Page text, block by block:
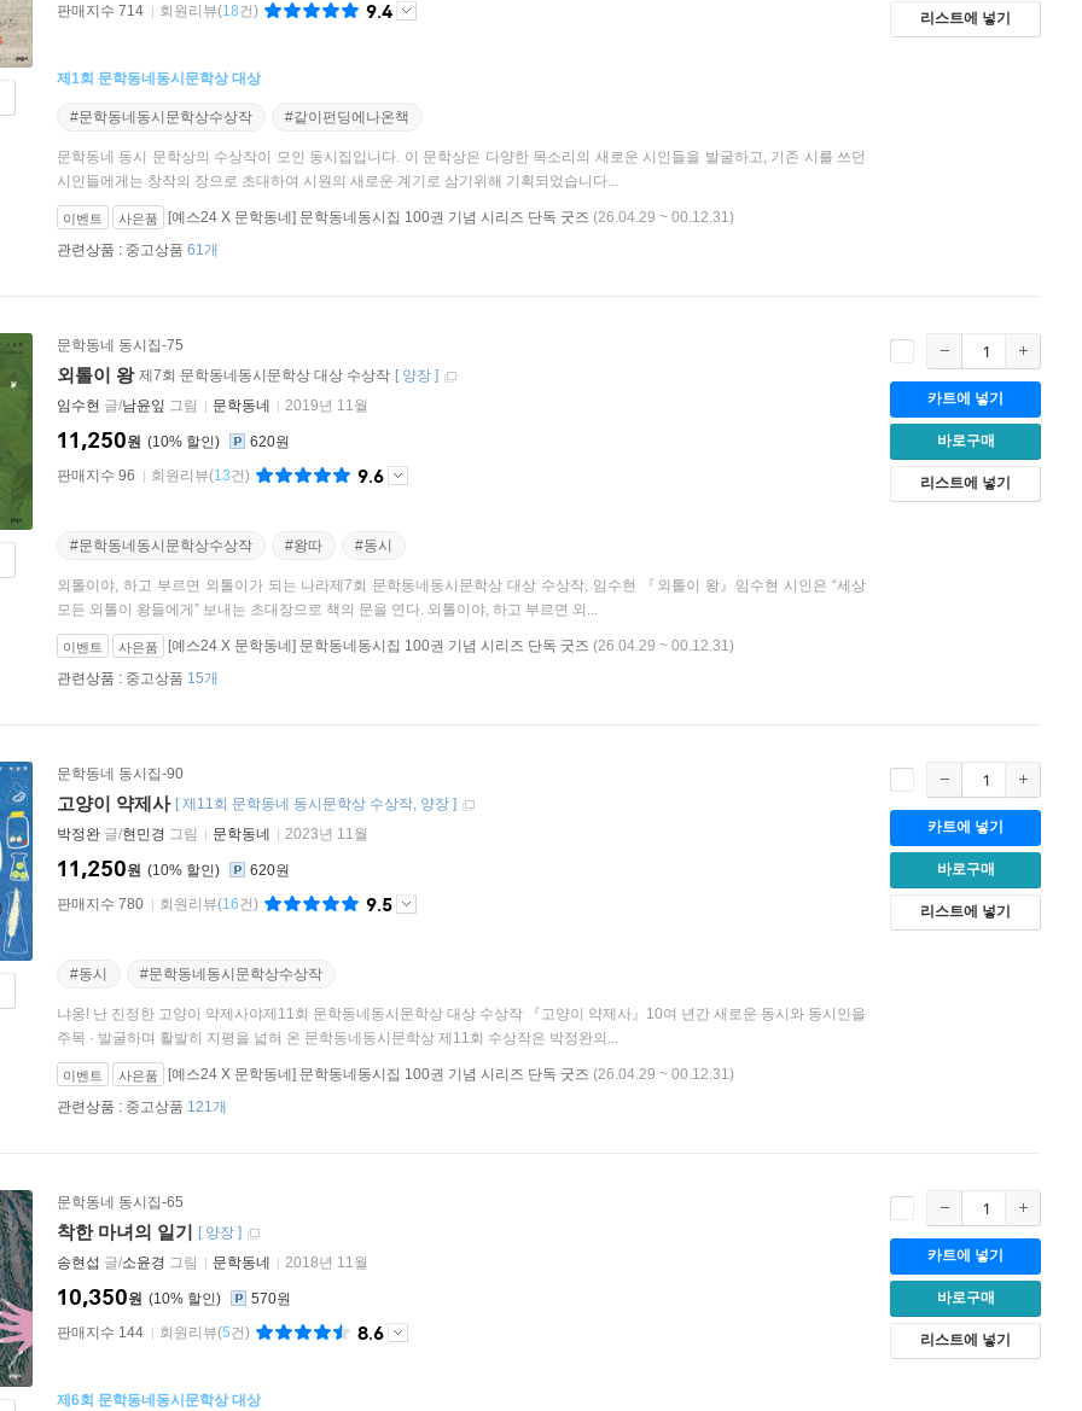
판매지수 714
회원리뷰(18건) 9.4
제1회 문학동네동시문학상 대상
#문학동네동시문학상수상작 #같이펀딩에나온책
문학동네 동시 문학상의 수상작이 모인 동시집입니다. 이 문학상은 다양한 목소리의 새로운 시인들을 발굴하고, 기존 시를 쓰던
시인들에게는 창작의 장으로 초대하여 시원의 새로운 계기로 삼기위해 기획되었습니다...
이벤트 사은품 [예스24 X 문학동네] 문학동네동시집 100권 기념 시리즈 단독 굿즈 (26.04.29 ~ 00.12.31)
관련상품 : 중고상품 61개
리스트에 넣기
문학동네 동시집-75
외톨이 왕 제7회 문학동네동시문학상 대상 수상작 [ 양장 ]
임수현 글/남윤잎 그림 문학동네 2019년 11월
10%
11,250원
620원
판매지수 96
회원리뷰(13건) 9.6
#문학동네동시문학상수상작 #왕따 #동시
외톨이야, 하고 부르면 외톨이가 되는 나라제7회 문학동네동시문학상 대상 수상작, 임수현 『외톨이 왕』임수현 시인은 “세상
모든 외톨이 왕들에게” 보내는 초대장으로 책의 문을 연다. 외톨이야, 하고 부르면 외...
이벤트 사은품 [예스24 X 문학동네] 문학동네동시집 100권 기념 시리즈 단독 굿즈 (26.04.29 ~ 00.12.31)
관련상품 : 중고상품 15개
카트에 넣기
바로구매
리스트에 넣기
문학동네 동시집-90
고양이 약제사 [제11회 문학동네 동시문학상 수상작 양장 ]
박정완 글/현민경 그림 문학동네 2023년 11월
10%
11,250원
620원
판매지수 780
회원리뷰(16건) 9.5
#동시 #문학동네동시문학상수상작
냐옹! 난 진정한 고양이 약제사야제11회 문학동네동시문학상 대상 수상작 『고양이 약제사』10여 년간 새로운 동시와 동시인을
주목 · 발굴하며 활발히 지평을 넓혀 온 문학동네동시문학상 제11회 수상작은 박정완의...
이벤트 사은품 [예스24 X 문학동네] 문학동네동시집 100권 기념 시리즈 단독 굿즈 (26.04.29 ~ 00.12.31)
관련상품 : 중고상품 121개
카트에 넣기
바로구매
리스트에 넣기
문학동네 동시집-65
착한 마녀의 일기 [ 양장 ]
송현섭 글/소윤경 그림 문학동네 2018년 11월
10%
10,350원
570원
판매지수 144
회원리뷰(5건) 8.6
제6회 문학동네동시문학상 대상
카트에 넣기
바로구매
리스트에 넣기